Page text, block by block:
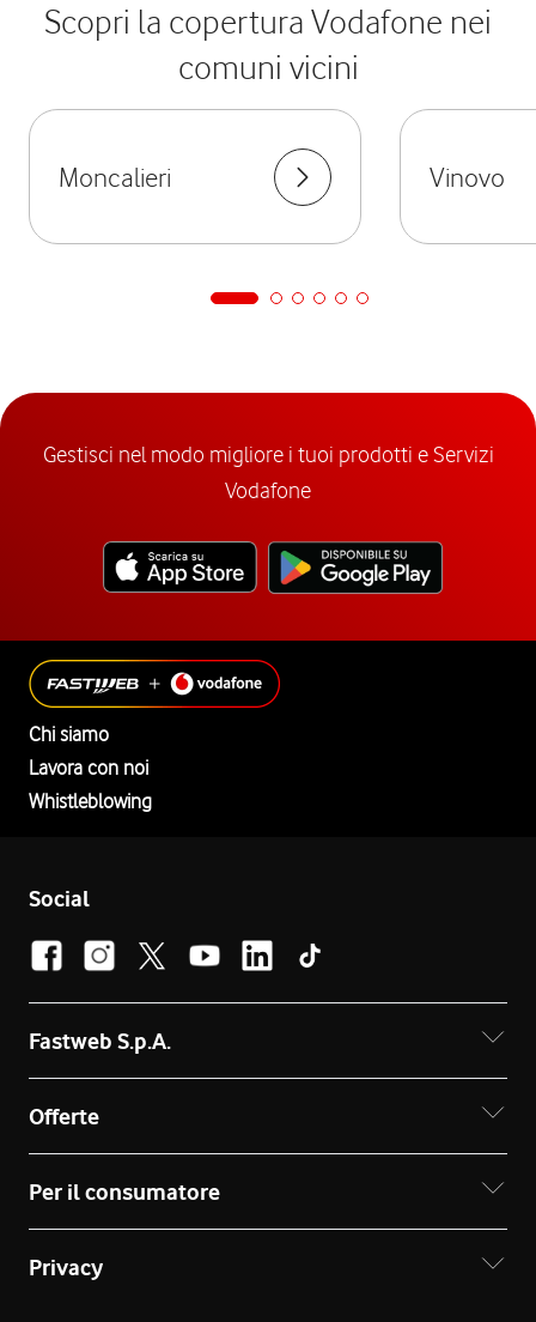
Scopri la copertura Vodafone nei
comuni vicini
Moncalieri Vinovo
Gestisci nel modo migliore i tuoi prodotti e Servizi
Vodafone
Chi siamo
Lavora con noi
Whistleblowing
Social
Fastweb S.p.A.
Offerte
Per il consumatore
Privacy